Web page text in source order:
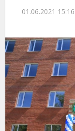
01.06.2021 15:16